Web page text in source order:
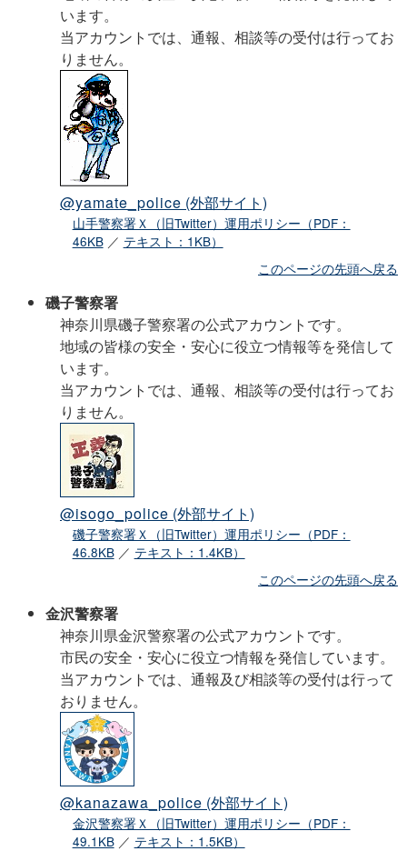
います。
当アカウントでは、通報、相談等の受付は行ってお
りません。
@yamate_police (外部サイト)
山手警察署Ｘ（旧Twitter）運用ポリシー（PDF：
46KB／ テキスト：1KB）
このページの先頭へ戻る
磯子警察署
神奈川県磯子警察署の公式アカウントです。
地域の皆様の安全・安心に役立つ情報等を発信して
います。
当アカウントでは、通報、相談等の受付は行ってお
りません。
@isogo_police (外部サイト)
磯子警察署Ｘ（旧Twitter）運用ポリシー（PDF：
46.8KB／ テキスト：1.4KB）
このページの先頭へ戻る
金沢警察署
神奈川県金沢警察署の公式アカウントです。
市民の安全・安心に役立つ情報を発信しています。
当アカウントでは、通報及び相談等の受付は行って
おりません。
@kanazawa_police (外部サイト)
金沢警察署Ｘ（旧Twitter）運用ポリシー（PDF：
49.1KB／ テキスト：1.5KB）